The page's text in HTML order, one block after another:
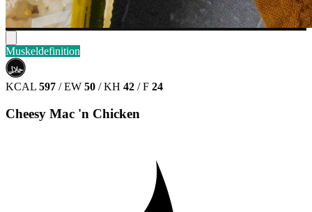
Muskeldefinition
حلال
HALAL
KCAL 597 / EW 50 / KH 42 / F 24
Cheesy Mac 'n Chicken